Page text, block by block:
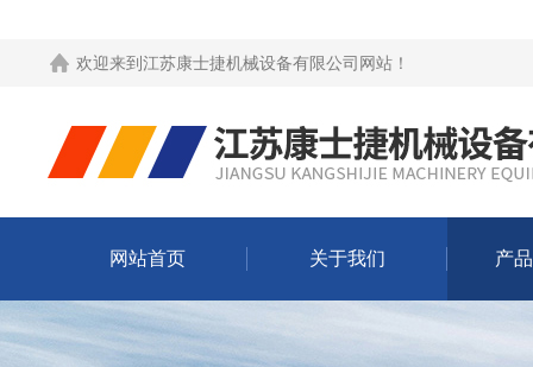
欢迎来到 江苏康士捷机械设备有限公司网站 ！
网站首页 关于我们 产